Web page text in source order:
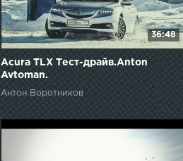
36:48
Acura TLX Тест-драйв.Anton
Avtoman.
Антон Воротников